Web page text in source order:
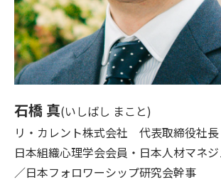
石橋 真(いしばし まこと)
リ・カレント株式会社 代表取締役社長
日本組織心理学会会員・日本人材マネ
／日本フォロワーシップ研究会幹事